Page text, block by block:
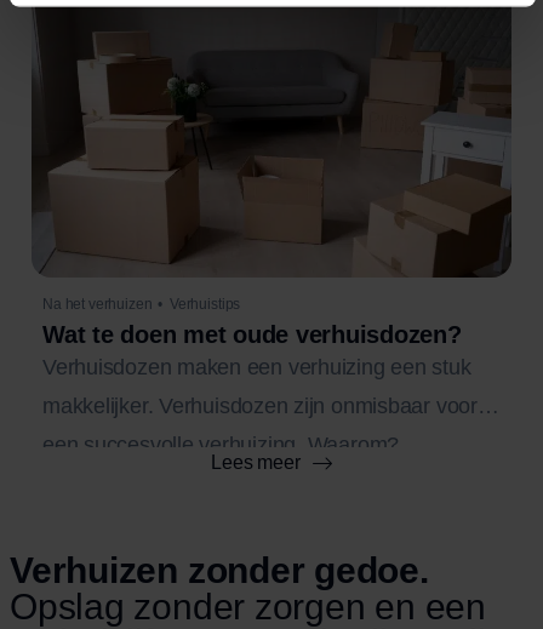
Na het verhuizen • Verhuistips
Wat te doen met oude verhuisdozen?
Verhuisdozen maken een verhuizing een stuk
makkelijker. Verhuisdozen zijn onmisbaar voor
een succesvolle verhuizing. Waarom?
ons als verhuisbedrijf komen verhuisdozen heel
erg goed van pas van de verhuizing. Ook de
Lees meer
Verhuizen zonder gedoe.
Opslag zonder zorgen en een